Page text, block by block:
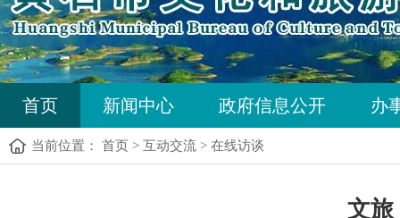
首页 新闻中心 政府信息公开 办
当前位置： 首页 > 互动交流 > 在线访谈
文旅